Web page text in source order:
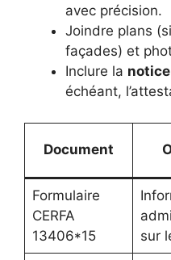
avec précision.
Joindre plans
façades) et
Inclure la
échéant,
Document
Formulaire
CERFA
13406*15
sur